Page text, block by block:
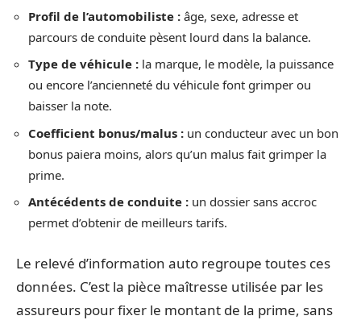
Profil de l’automobiliste : âge, sexe, adresse et
parcours de conduite pèsent lourd dans la balance.
Type de véhicule : la marque, le modèle, la puissance
ou encore l’ancienneté du véhicule font grimper ou
baisser la note.
Coefficient bonus/malus : un conducteur avec un bon
bonus paiera moins, alors qu’un malus fait grimper la
prime.
Antécédents de conduite : un dossier sans accroc
permet d’obtenir de meilleurs tarifs.
Le relevé d’information auto regroupe toutes ces
données. C’est la pièce maîtresse utilisée par les
assureurs pour fixer le montant de la prime, sans